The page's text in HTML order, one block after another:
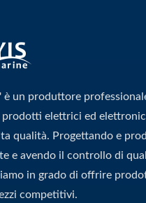
è un produttore
elettrici ed
qualità. Progettando e
e avendo il controllo di
in grado di offrire
competitivi.